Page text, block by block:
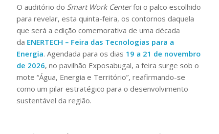
O auditório do Smart Work Centerfoi o palco escolhido
para revelar, esta quinta-feira, os contornos daquela
que será a edição comemorativa de uma década
da ENERTECH – Feira das Tecnologias para a
Energia. Agendada para os dias 19 a 21 de novembro
de 2026, no pavilhão Exposabugal, a feira surge sob o
mote “Água, Energia e Território”, reafirmando-se
como um pilar estratégico para o desenvolvimento
sustentável da região.